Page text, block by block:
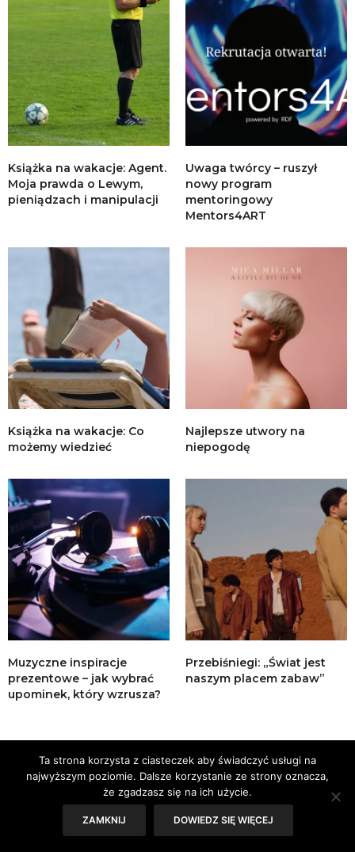
Książka na wakacje: Agent.
Moja prawda o Lewym,
pieniądzach i manipulacji
Uwaga twórcy – ruszył
nowy program
mentoringowy
Mentors4ART
Książka na wakacje: Co
możemy wiedzieć
Najlepsze utwory na
niepogodę
Muzyczne inspiracje
prezentowe – jak wybrać
upominek, który wzrusza?
Przebiśniegi: „Świat jest
naszym placem zabaw”
Ta strona korzysta z ciasteczek aby świadczyć usługi na
najwyższym poziomie. Dalsze korzystanie ze strony oznacza,
że zgadzasz się na ich użycie.
ZAMKNIJ DOWIEDZ SIĘ WIĘCEJ